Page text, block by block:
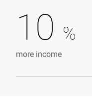
10 %
more income